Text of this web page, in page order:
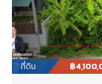
ที่ดิน ฿